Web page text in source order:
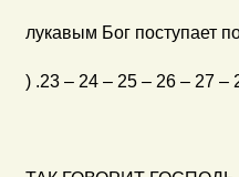
лукавым Бог поступает
) .23 – 24 – 25 – 26 – 27